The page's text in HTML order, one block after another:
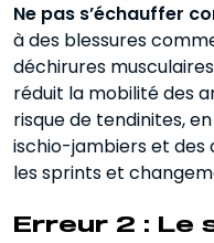
Ne pas s’échauffer
à des blessures
déchirures
réduit la mobilité des
risque de tendinites,
ischio-jambiers et des
les sprints et
Erreur 2 : Le